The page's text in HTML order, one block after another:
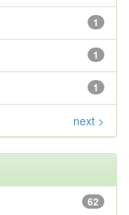
1
1
1
next >
62